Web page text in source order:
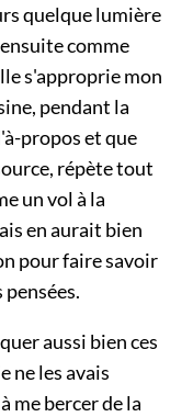
quelque lumière
comme
s'approprie mon
pendant la
propos et que
répète tout
un vol à la
en aurait bien
pour faire savoir
aussi bien ces
ne les avais
me bercer de la